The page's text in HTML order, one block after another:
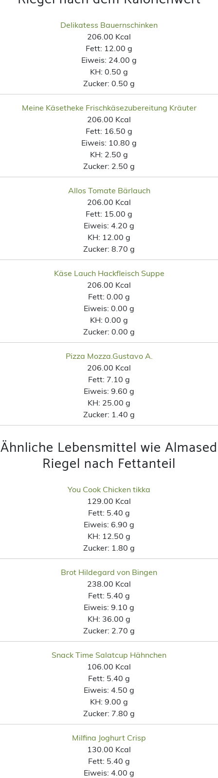
Delikatess Bauernschinken
206.00 Kcal
Fett: 12.00 g
Eiweis: 24.00 g
KH: 0.50 g
Zucker: 0.50 g
Meine Käsetheke Frischkäsezubereitung Kräuter
206.00 Kcal
Fett: 16.50 g
Eiweis: 10.80 g
KH: 2.50 g
Zucker: 2.50 g
Allos Tomate Bärlauch
206.00 Kcal
Fett: 15.00 g
Eiweis: 4.20 g
KH: 12.00 g
Zucker: 8.70 g
Käse Lauch Hackfleisch Suppe
206.00 Kcal
Fett: 0.00 g
Eiweis: 0.00 g
KH: 0.00 g
Zucker: 0.00 g
Pizza Mozza.Gustavo A.
206.00 Kcal
Fett: 7.10 g
Eiweis: 9.60 g
KH: 25.00 g
Zucker: 1.40 g
Ähnliche Lebensmittel wie Almased
Riegel nach Fettanteil
You Cook Chicken tikka
129.00 Kcal
Fett: 5.40 g
Eiweis: 6.90 g
KH: 12.50 g
Zucker: 1.80 g
Brot Hildegard von Bingen
238.00 Kcal
Fett: 5.40 g
Eiweis: 9.10 g
KH: 36.00 g
Zucker: 2.70 g
Snack Time Salatcup Hähnchen
106.00 Kcal
Fett: 5.40 g
Eiweis: 4.50 g
KH: 9.00 g
Zucker: 7.80 g
Milfina Joghurt Crisp
130.00 Kcal
Fett: 5.40 g
Eiweis: 4.00 g